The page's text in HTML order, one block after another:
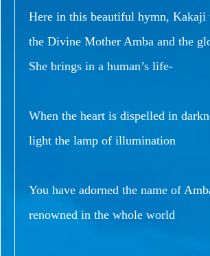
Here in this beautiful hymn, Kakaji
the Divine Mother Amba and the
She brings in a human’s life-
When the heart is dispelled in
light the lamp of illumination
You have adorned the name of
renowned in the whole world